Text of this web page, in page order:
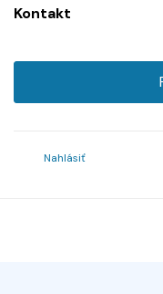
Kontakt
Nahlásiť